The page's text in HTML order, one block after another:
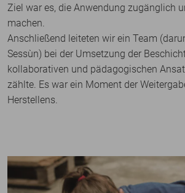
Ziel war es, die Anwendung zugänglich
machen.
Anschließend leiteten wir ein Team
Sessùn) bei der Umsetzung der
kollaborativen und pädagogischen
zählte. Es war ein Moment der
Herstellens.